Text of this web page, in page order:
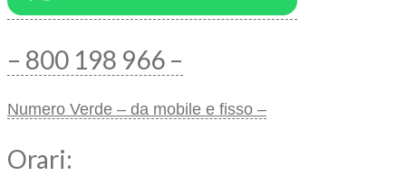
– 800 198 966 –
Numero Verde – da mobile e fisso –
Orari: